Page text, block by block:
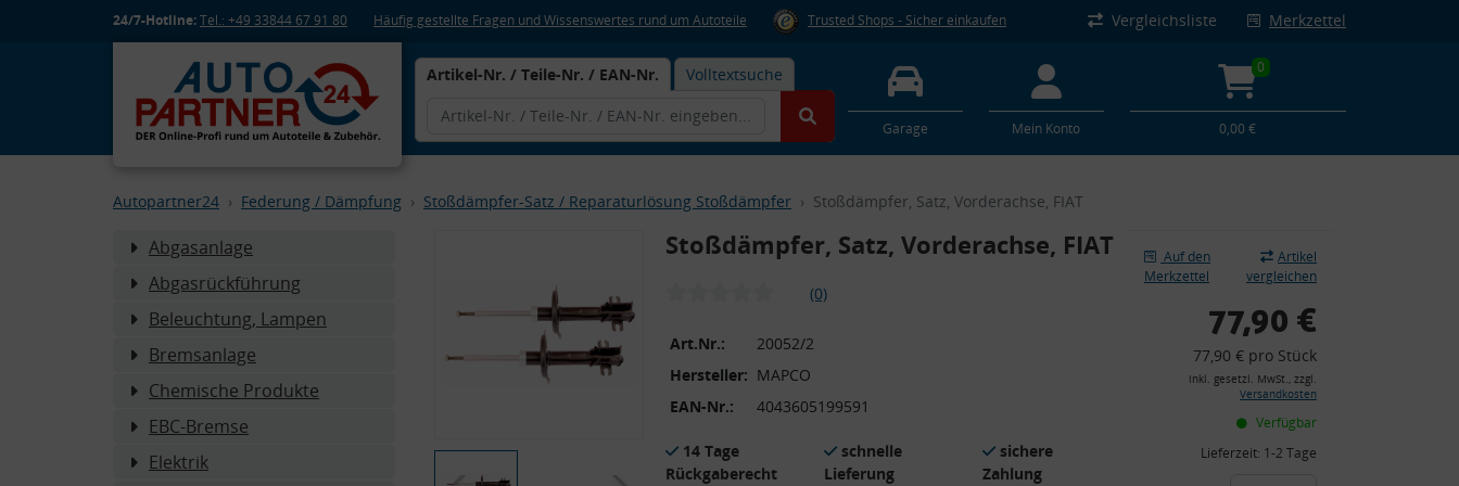
24/7-Hotline:Tel.: +49 33844 67 91 80 Häufig gestellte Fragen und Wissenswertes rund um Autoteile Trusted Shops - Sicher einkaufen Vergleichsliste Merkzettel
Artikel-Nr. / Teile-Nr. / EAN-Nr. Volltextsuche
Garage Mein Konto
0
0,00 €
Autopartner24 Federung / Dämpfung Stoßdämpfer-Satz / Reparaturlösung Stoßdämpfer Stoßdämpfer, Satz, Vorderachse, FIAT
Abgasanlage
Abgasrückführung
Beleuchtung, Lampen
Bremsanlage
Chemische Produkte
EBC-Bremse
Elektrik
Stoßdämpfer, Satz, Vorderachse, FIAT
(0)
Art.Nr.:
20052/2
Hersteller: MAPCO
EAN-Nr.:
4043605199591
14 Tage
Rückgaberecht
schnelle
Lieferung
sichere
Zahlung
Auf den
Merkzettel
Artikel
vergleichen
77,90 €
77,90 € pro Stück
inkl. gesetzl. MwSt., zzgl.
Versandkosten
Verfügbar
Lieferzeit: 1-2 Tage